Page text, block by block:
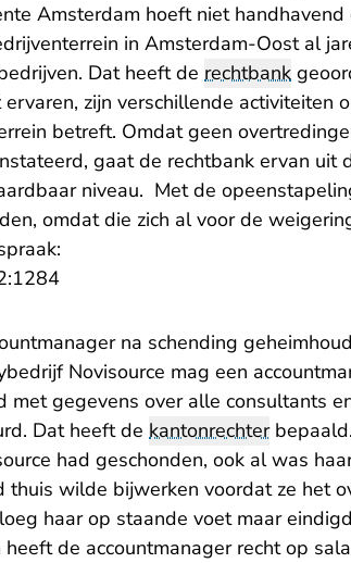
Amsterdam hoeft niet
in Amsterdam-Oost al
Dat heeft de rechtbank
zijn verschillende activiteiten
betreft. Omdat geen
gaat de rechtbank ervan
niveau. Met de
omdat die zich al voor de
- U verlaat Rechtspraak.nl
na schending
Novisource mag een
met gegevens over alle consultants
Dat heeft de kantonrechter
had geschonden, ook al was
thuis wilde bijwerken voordat ze het
haar op staande voet maar
de accountmanager recht op